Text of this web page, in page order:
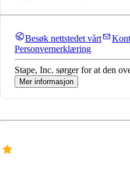
Besøk nettstedet vårt
Personvernerklæring
Stape, Inc. sørger for at den
Mer informasjon